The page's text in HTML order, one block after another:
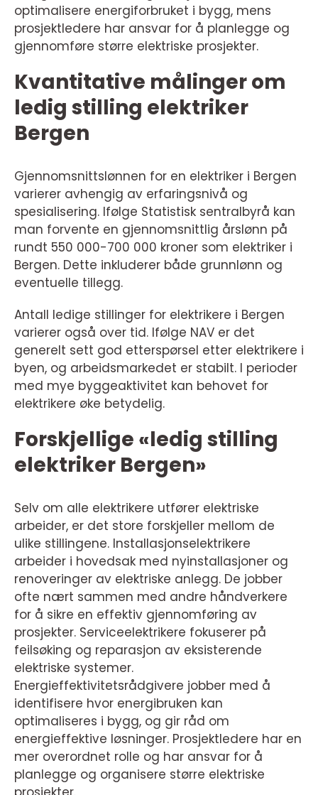
optimalisere energiforbruket i bygg, mens
prosjektledere har ansvar for å planlegge og
gjennomføre større elektriske prosjekter.
Kvantitative målinger om
ledig stilling elektriker
Bergen
Gjennomsnittslønnen for en elektriker i Bergen
varierer avhengig av erfaringsnivå og
spesialisering. Ifølge Statistisk sentralbyrå kan
man forvente en gjennomsnittlig årslønn på
rundt 550 000-700 000 kroner som elektriker i
Bergen. Dette inkluderer både grunnlønn og
eventuelle tillegg.
Antall ledige stillinger for elektrikere i Bergen
varierer også over tid. Ifølge NAV er det
generelt sett god etterspørsel etter elektrikere i
byen, og arbeidsmarkedet er stabilt. I perioder
med mye byggeaktivitet kan behovet for
elektrikere øke betydelig.
Forskjellige «ledig stilling
elektriker Bergen»
Selv om alle elektrikere utfører elektriske
arbeider, er det store forskjeller mellom de
ulike stillingene. Installasjonselektrikere
arbeider i hovedsak med nyinstallasjoner og
renoveringer av elektriske anlegg. De jobber
ofte nært sammen med andre håndverkere
for å sikre en effektiv gjennomføring av
prosjekter. Serviceelektrikere fokuserer på
feilsøking og reparasjon av eksisterende
elektriske systemer.
Energieffektivitetsrådgivere jobber med å
identifisere hvor energibruken kan
optimaliseres i bygg, og gir råd om
energieffektive løsninger. Prosjektledere har en
mer overordnet rolle og har ansvar for å
planlegge og organisere større elektriske